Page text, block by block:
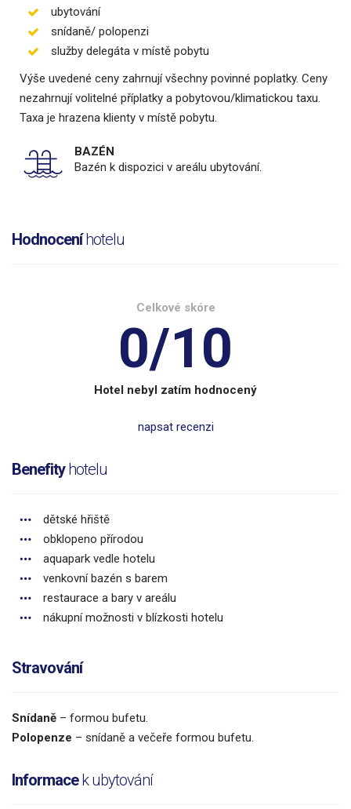
ubytování
snídaně/ polopenzi
služby delegáta v místě pobytu
Výše uvedené ceny zahrnují všechny povinné poplatky. Ceny
nezahrnují volitelné příplatky a pobytovou/klimatickou taxu.
Taxa je hrazena klienty v místě pobytu.
BAZÉN
Bazén k dispozici v areálu ubytování.
Hodnoceníhotelu
Celkové skóre
0/10
Hotel nebyl zatím hodnocený
napsat recenzi
Benefityhotelu
dětské hřiště
obklopeno přírodou
aquapark vedle hotelu
venkovní bazén s barem
restaurace a bary v areálu
nákupní možnosti v blízkosti hotelu
Stravování
Snídaně – formou bufetu.
Polopenze – snídaně a večeře formou bufetu.
Informacek ubytování